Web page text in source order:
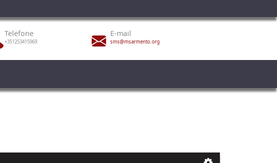
Telefone
+351253415969
E-mail
sms@msarmento.org